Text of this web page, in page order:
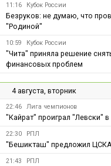
11:16 Кубок России
Безруков: не думаю, что
"Родиной"
10:59 Кубок России
"Чита" приняла решение
финансовых проблем
4 августа, вторник
22:46 Лига чемпионов
"Кайрат" проиграл "Левски"
22:30 РПЛ
"Бешикташ" предложил ЦСКА
21:43 РПЛ